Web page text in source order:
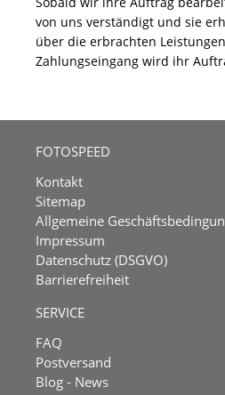
von uns verständigt und sie
über die erbrachten
Zahlungseingang wird ihr
FOTOSPEED
Kontakt
Sitemap
Allgemeine
Impressum
Datenschutz (DSGVO)
Barrierefreiheit
SERVICE
FAQ
Postversand
Blog - News